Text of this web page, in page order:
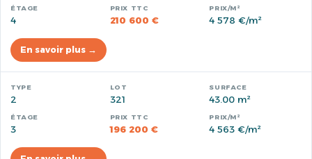
4 210 600 € 4 578 €/m²
En savoir plus →
2 321 43.00 m²
3 196 200 € 4 563 €/m²